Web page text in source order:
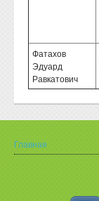
Фатахов
Эдуард
Равкатович
Вы здесь
Главная